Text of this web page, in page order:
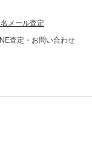
名メール査定
査定・お問い合わせ